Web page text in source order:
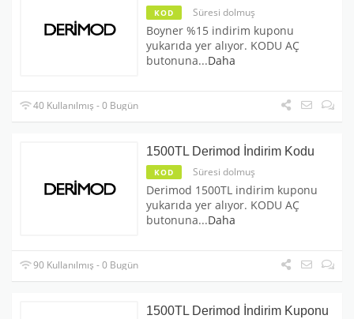
KOD Süresi dolmuş
Boyner %15 indirim kuponu
yukarıda yer alıyor. KODU AÇ
butonuna...Daha
40 Kullanılmış - 0 Bugün
1500TL Derimod İndirim Kodu
KOD Süresi dolmuş
Derimod 1500TL indirim kuponu
yukarıda yer alıyor. KODU AÇ
butonuna...Daha
90 Kullanılmış - 0 Bugün
1500TL Derimod İndirim Kuponu